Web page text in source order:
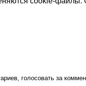
голосовать за